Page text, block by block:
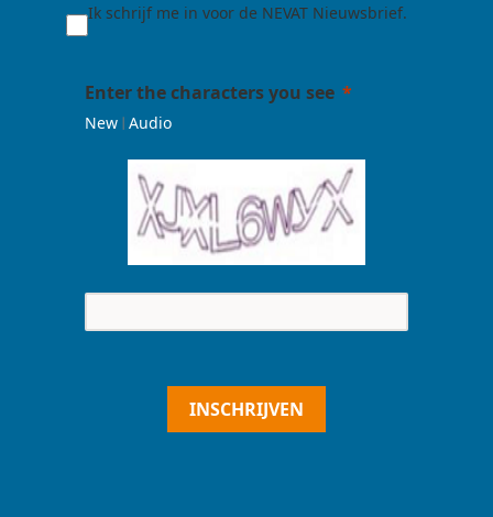
Ik schrijf me in voor de NEVAT Nieuwsbrief.
Enter the characters you see
New | Audio
INSCHRIJVEN